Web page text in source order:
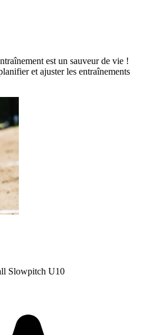
est un sauveur de vie !
et ajuster les entraînements
Slowpitch U10